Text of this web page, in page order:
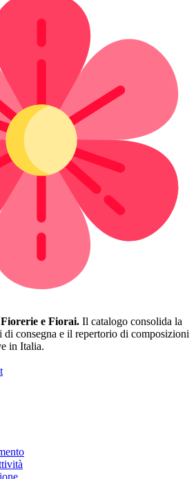
e Fiorai. Il catalogo consolida la
di consegna e il repertorio di composizioni
in Italia.